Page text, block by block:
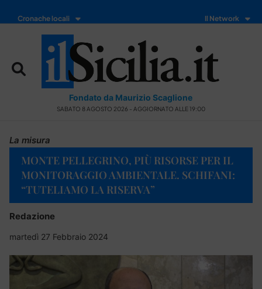
Cronache locali Il Network
Fondato da Maurizio Scaglione
SABATO 8 AGOSTO 2026 - AGGIORNATO ALLE 19:00
La misura
MONTE PELLEGRINO, PIÙ RISORSE PER IL
MONITORAGGIO AMBIENTALE. SCHIFANI:
“TUTELIAMO LA RISERVA”
Redazione
martedì 27 Febbraio 2024